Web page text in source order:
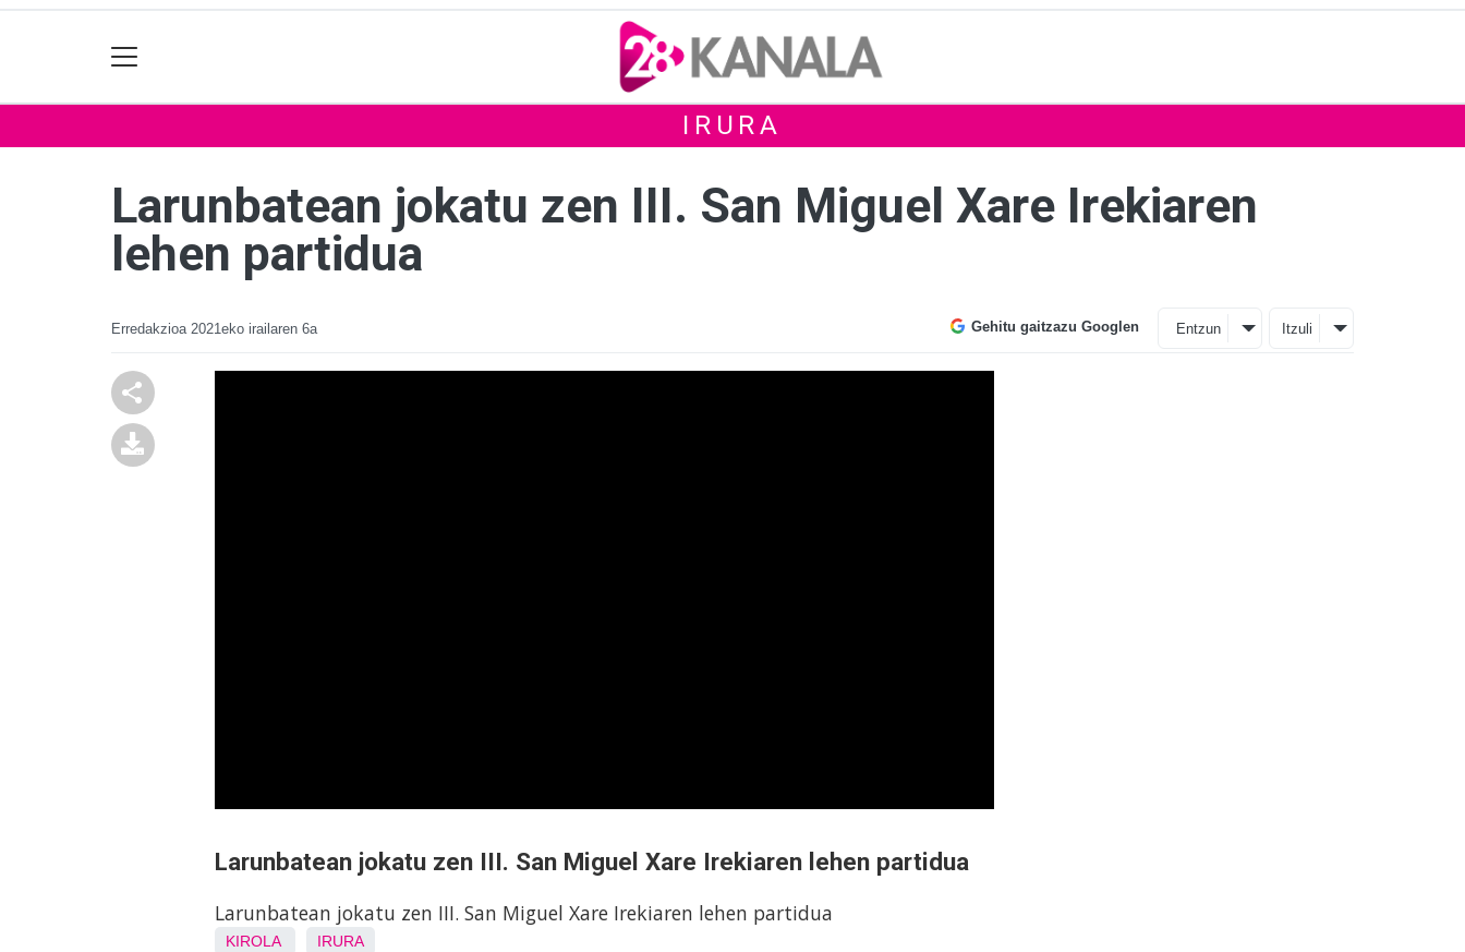
IRURA
Larunbatean jokatu zen III. San Miguel Xare Irekiaren
lehen partidua
Erredakzioa 2021eko irailaren 6a Gehitu gaitzazu Googlen Entzun Itzuli
Larunbatean jokatu zen III. San Miguel Xare Irekiaren lehen partidua
Larunbatean jokatu zen III. San Miguel Xare Irekiaren lehen partidua
KIROLA IRURA